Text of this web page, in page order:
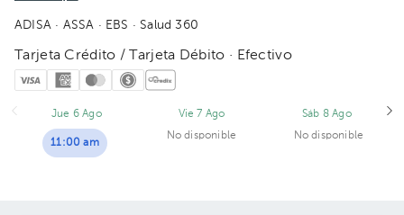
ADISA · ASSA · EBS · Salud 360
Tarjeta Crédito / Tarjeta Débito · Efectivo
Jue 6 Ago
11:00 am
Vie 7 Ago
No disponible
Sáb 8 Ago
No disponible